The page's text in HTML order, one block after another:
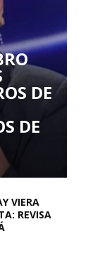
DE
DE
VIERA
REVISA